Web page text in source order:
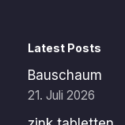
Latest Posts
Bauschaum
21. Juli 2026